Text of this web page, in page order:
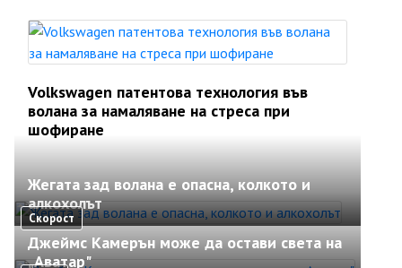
Volkswagen патентова технология във
волана за намаляване на стреса при
шофиране
Скорост
Жегата зад волана е опасна, колкото и
алкохолът
Джеймс Камерън може да остави света на
„Аватар"